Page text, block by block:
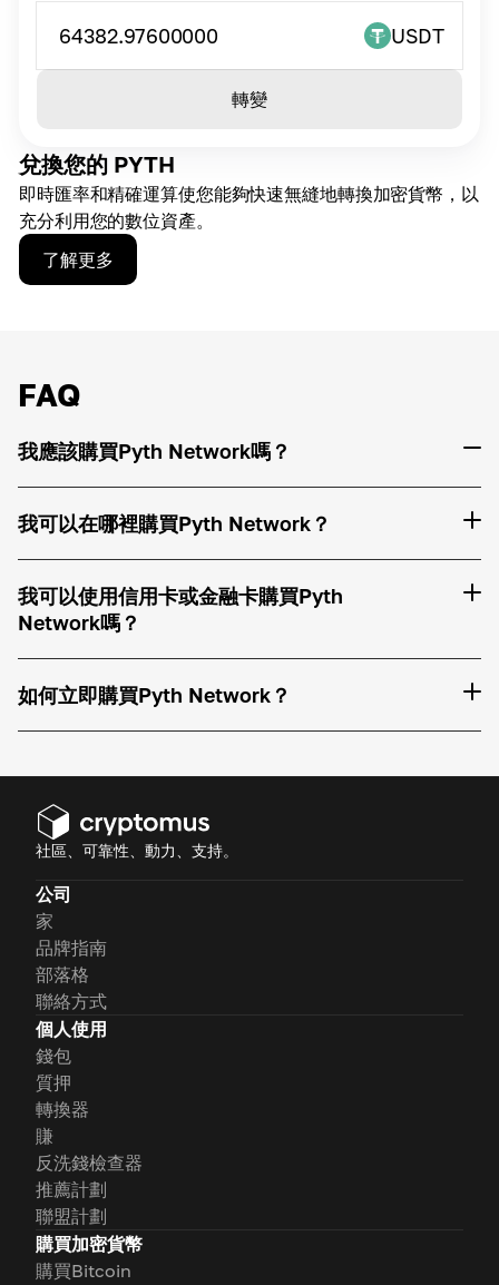
兌換您的 PYTH
即時匯率和精確運算使您能夠快速無縫地轉換加密貨幣，以
充分利用您的數位資產。
了解更多
64382.97600000 USDT
轉變
FAQ
我應該購買Pyth Network嗎？
我可以在哪裡購買Pyth Network？
我可以使用信用卡或金融卡購買Pyth
Network嗎？
如何立即購買Pyth Network？
社區、可靠性、動力、支持。
公司
家
品牌指南
部落格
聯絡方式
個人使用
錢包
質押
轉換器
賺
反洗錢檢查器
推薦計劃
聯盟計劃
購買加密貨幣
購買Bitcoin